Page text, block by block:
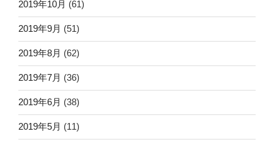
2019年10月 (61)
2019年9月 (51)
2019年8月 (62)
2019年7月 (36)
2019年6月 (38)
2019年5月 (11)